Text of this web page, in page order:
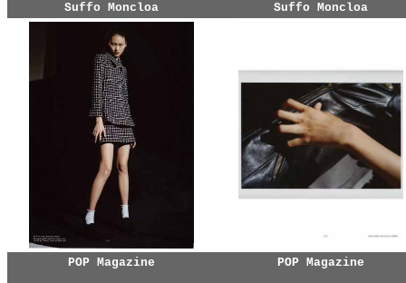
Suffo Moncloa Suffo Moncloa
POP Magazine POP Magazine